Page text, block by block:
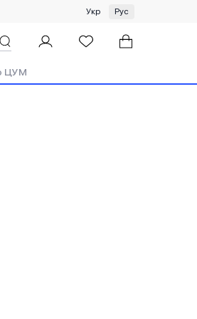
на одежду и платки ЦУМ by GUNIA
Укр Рус
ЦУМ